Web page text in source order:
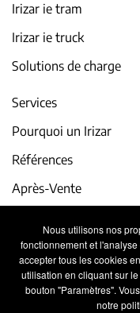
Nous utilisons nos
fonctionnement et
accepter tous les cookies
utilisation en cliquant sur
bouton "Paramètres".
notre
Irizar ie tram
Irizar ie truck
Solutions de charge
Services
Pourquoi un Irizar
Références
Après-Vente
Actualité et
Travaillez avec nous